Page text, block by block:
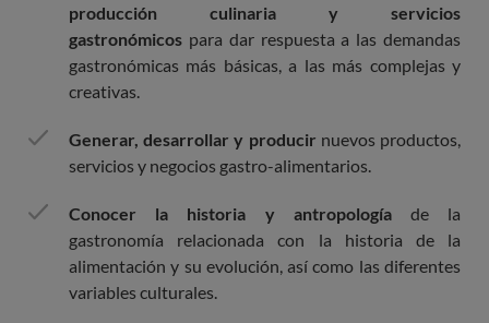
producción culinaria y servicios
gastronómicos para dar respuesta a las demandas
gastronómicas más básicas, a las más complejas y
creativas.
Generar, desarrollar y producir nuevos productos,
servicios y negocios gastro-alimentarios.
Conocer la historia y antropologíade la
gastronomía relacionada con la historia de la
alimentación y su evolución, así como las diferentes
variables culturales.